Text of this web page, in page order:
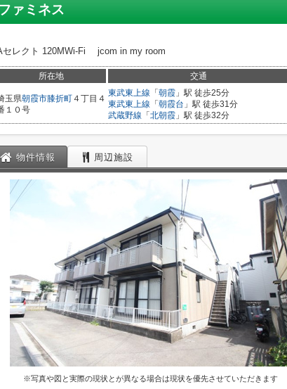
ファミネス
セレクト 120MWi-Fi jcom in my room
所在地 交通
玉県朝霞市膝折町４丁目４
１０号
東武東上線 「 朝霞 」駅 徒歩25分
東武東上線 「 朝霞台 」駅 徒歩31分
武蔵野線 「 北朝霞 」駅 徒歩32分
物件情報 周辺施設
※写真や図と実際の現状とが異なる場合は現状を優先させていただきます